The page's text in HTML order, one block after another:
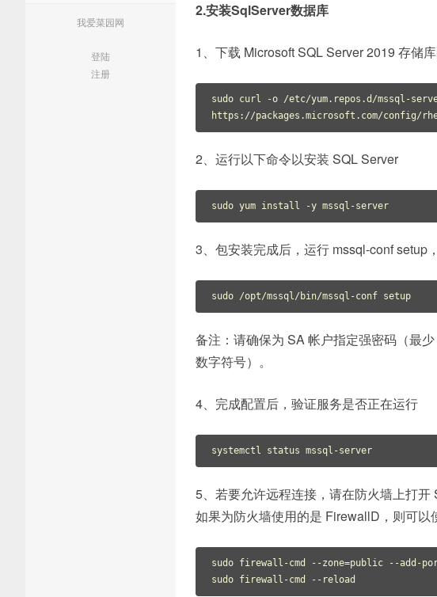
我爱菜园网
登陆
注册
2.安装SqlServer数据库
1、下载 Microsoft SQL Server 2019 存储库
sudo curl -o /etc/yum.repos.d/mssql-
https://packages.microsoft.com/config/
2、运行以下命令以安装 SQL Server
sudo yum install -y mssql-server
3、包安装完成后，运行 mssql-conf setup
备注：请确保为 SA 帐户指定强密码（最
数字符号）。
4、完成配置后，验证服务是否正在运行
systemctl status mssql-server
5、若要允许远程连接，请在防火墙上打开
如果为防火墙使用的是 FirewallD，则可以
sudo firewall-cmd --zone=public --add-
sudo firewall-cmd --reload